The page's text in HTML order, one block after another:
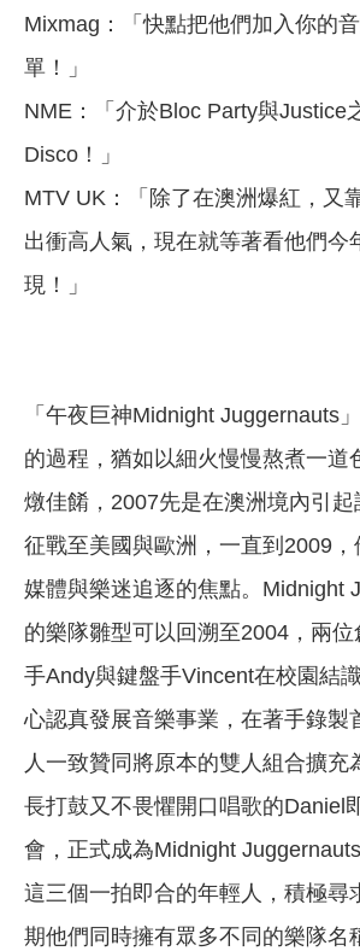
Mixmag：「快點把他們加入你的
單！」
NME：「介於Bloc Party與Justice
Disco！」
MTV UK：「除了在澳洲爆紅，又
出衝高人氣，現在就等著看他們今
現！」
「午夜巨神Midnight Juggernauts
的過程，猶如以細火慢慢熬煮一道
燉佳餚，2007先是在澳洲境內引
征戰至美國與歐洲，一直到2009
媒體與樂迷追逐的焦點。Midnight
的樂隊雛型可以回溯至2004，兩
手Andy與鍵盤手Vincent在校園結
心認真發展音樂事業，在著手錄製
人一致贊同將原本的雙人組合擴充
長打鼓又不畏懼開口唱歌的Daniel
會，正式成為Midnight
這三個一拍即合的年輕人，積極尋
期他們同時擁有眾多不同的樂隊名